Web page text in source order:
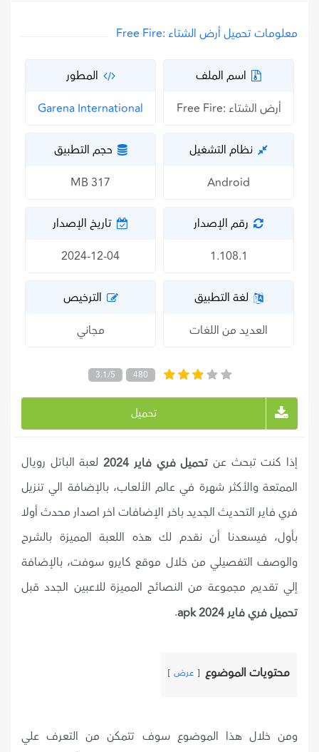
معلومات تحميل أرض الشتاء :Free Fire
اسم الملف
أرض الشتاء :Free Fire
المطور
Garena International
نظام التشغيل
Android
حجم التطبيق
317 MB
رقم الإصدار
1.108.1
تاريخ الإصدار
2024-12-04
لغة التطبيق
العديد من اللغات
الترخيص
مجاني
3.1/5 480
تحميل
إذا كنت تبحث عن تحميل فري فاير 2024
لعبة الباتل رويال
الممتعة والأكثر شهرة في عالم الألعاب، بالإضافة الي تنزيل
فري فاير التحديث الجديد باخر الإضافات اخر اصدار محدث أولا
بأول، فيسعدنا أن نقدم لك هذه اللعبة المميزة بالشرح
والوصف التفصيلي من خلال موقع كايرو سوفت، بالإضافة
إلي تقديم مجموعة من النصائح المميزة للاعبين الجدد قبل
تحميل فري فاير 2024 apk
.
محتويات الموضوع عرض
ومن خلال هذا الموضوع سوف تتمكن من التعرف علي